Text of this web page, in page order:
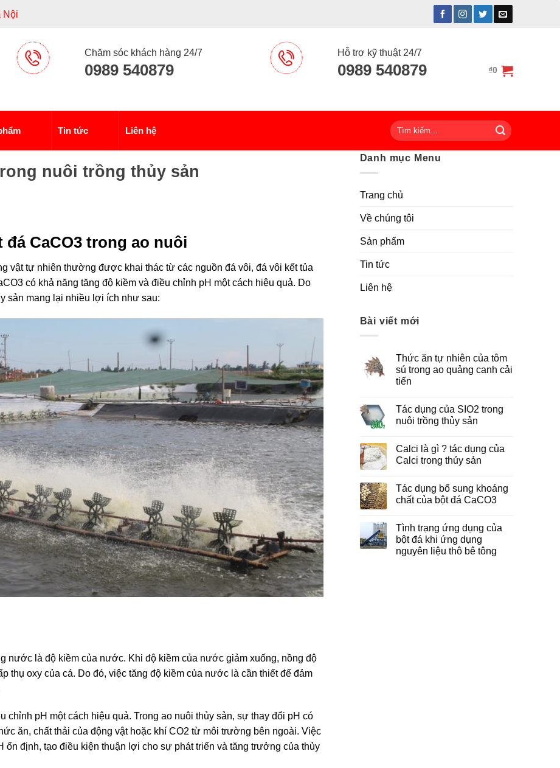
Nội
Chăm sóc khách hàng 24/7
0989 540879
Hỗ trợ kỹ thuật 24/7
0989 540879 ₫0
Tin tức Liên hệ
Tìm
kiếm:
nuôi trồng thủy sản
CaCO3 trong ao nuôi
vật tự nhiên thường được khai thác từ các nguồn đá vôi, đá vôi kết tủa
có khả năng tăng độ kiềm và điều chỉnh pH một cách hiệu quả. Do
sản mang lại nhiều lợi ích như sau:
nước là độ kiềm của nước. Khi độ kiềm của nước giảm xuống, nồng độ
thụ oxy của cá. Do đó, việc tăng độ kiềm của nước là cần thiết để đảm
chỉnh pH một cách hiệu quả. Trong ao nuôi thủy sản, sự thay đổi pH có
ăn, chất thải của động vật hoặc khí CO2 từ môi trường bên ngoài. Việc
ổn định, tạo điều kiện thuận lợi cho sự phát triển và tăng trưởng của thủy
Danh mục Menu
Trang chủ
Về chúng tôi
Sản phẩm
Tin tức
Liên hệ
Bài viết mới
Thức ăn tự nhiên của tôm
sú trong ao quảng canh cải
tiến
Tác dụng của SIO2 trong
nuôi trồng thủy sản
Calci là gì ? tác dụng của
Calci trong thủy sản
Tác dụng bổ sung khoáng
chất của bột đá CaCO3
Tình trạng ứng dụng của
bột đá khi ứng dụng
nguyên liệu thô bê tông